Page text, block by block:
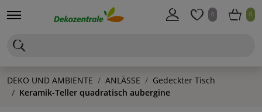
0 0
DEKO UND AMBIENTE ANLÄSSE
Gedeckter Tisch
Keramik-Teller quadratisch aubergine